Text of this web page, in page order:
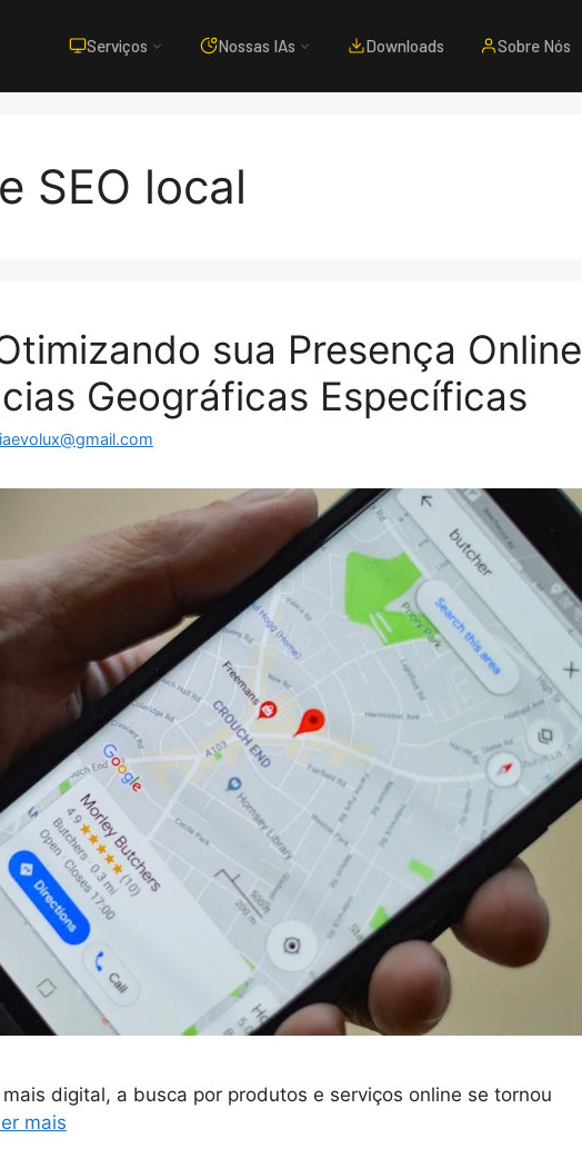
Serviços Nossas IAs Downloads Sobre Nós
SEO local
sua Presença Online
Geográficas Específicas
digital, a busca por produtos e serviços online se tornou
mais